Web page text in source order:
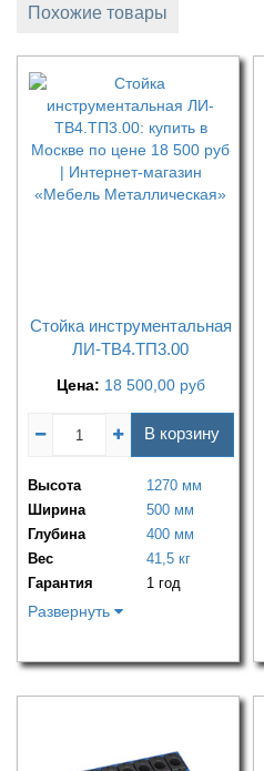
Похожие товары
Стойка инструментальная
ЛИ-ТВ4.ТП3.00
Цена: 18 500,00 руб
В корзину
Высота
1270 мм
Ширина
500 мм
Глубина
400 мм
Вес
41,5 кг
Гарантия
1 год
Развернуть